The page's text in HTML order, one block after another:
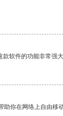
软件的功能非常强
你在网络上自由移动